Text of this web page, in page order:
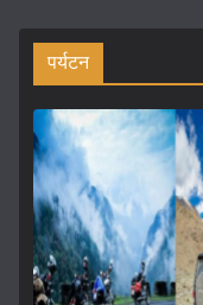
पर्यटन